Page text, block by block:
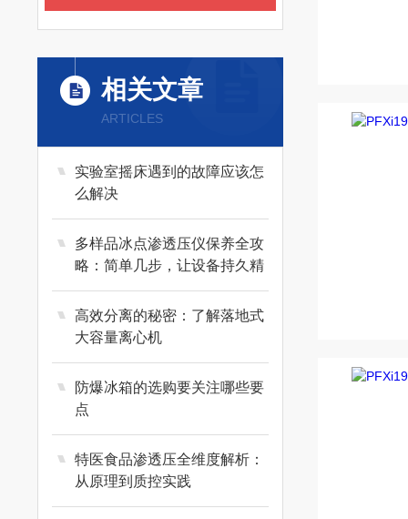
相关文章
ARTICLES
实验室摇床遇到的故障应该怎
么解决
多样品冰点渗透压仪保养全攻
略：简单几步，让设备持久精
准运行
高效分离的秘密：了解落地式
大容量离心机
防爆冰箱的选购要关注哪些要
点
特医食品渗透压全维度解析：
从原理到质控实践